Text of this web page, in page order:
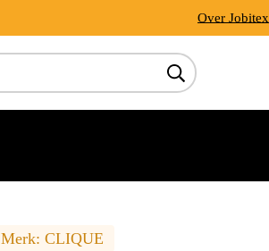
Over Jobitex
Merk: CLIQUE